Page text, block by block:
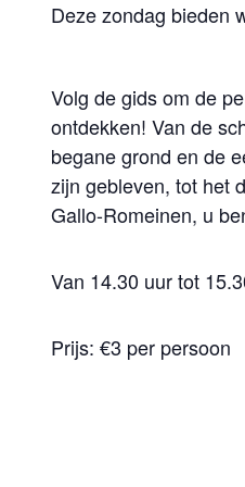
Deze zondag bieden
Volg de gids om de
ontdekken! Van de
begane grond en de
zijn gebleven, tot het
Gallo-Romeinen, u
Van 14.30 uur tot
Prijs: €3 per persoon